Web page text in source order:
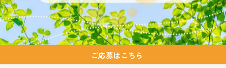
(日勤 週1から 主婦）ADHDの基本的な理
2026/07/30
「OWLさるびあ」の疾患研修シリーズ。今回は障害
スペクトラム症（ASD）と並んで関わる機会が多い
ご応募はこちら